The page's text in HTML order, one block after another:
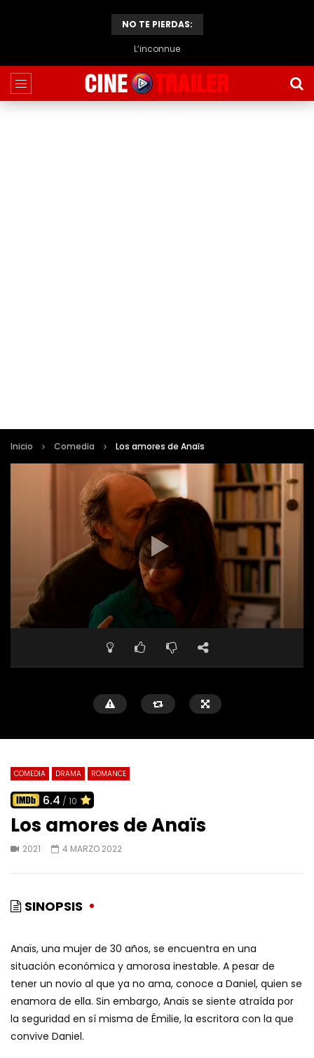
NO TE PIERDAS:
L’inconnue
Inicio Comedia Los amores de Anaïs
COMEDIA DRAMA ROMANCE
6.4 / 10
Los amores de Anaïs
2021 4 MARZO 2022
SINOPSIS
Anaïs, una mujer de 30 años, se encuentra en una
situación económica y amorosa inestable. A pesar de
tener un novio al que ya no ama, conoce a Daniel, quien se
enamora de ella. Sin embargo, Anaïs se siente atraída por
la seguridad en sí misma de Émilie, la escritora con la que
convive Daniel.